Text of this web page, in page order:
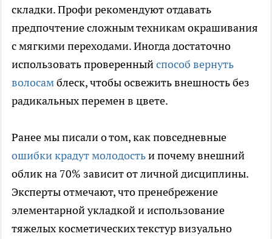
складки. Профи рекомендуют отдавать
предпочтение сложным техникам окрашивания
с мягкими переходами. Иногда достаточно
использовать проверенныйспособ вернуть
волосамблеск, чтобы освежить внешность без
радикальных перемен в цвете.
Ранее мы писали о том, как повседневные
ошибки крадут молодостьи почему внешний
облик на 70% зависит от личной дисциплины.
Эксперты отмечают, что пренебрежение
элементарной укладкой и использование
тяжелых косметических текстур визуально